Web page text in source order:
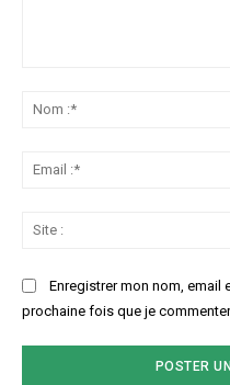
Enregistrer mon nom, email
prochaine fois que je